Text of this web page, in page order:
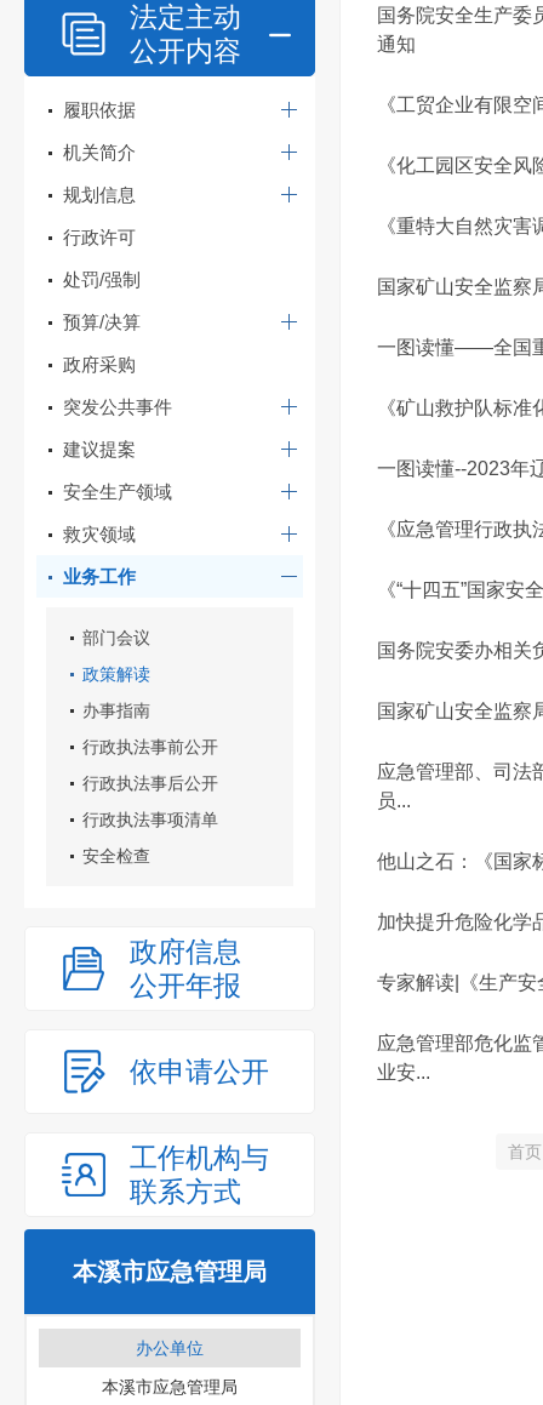
法定主动
公开内容
履职依据
机关简介
规划信息
行政许可
处罚/强制
预算/决算
政府采购
突发公共事件
建议提案
安全生产领域
救灾领域
业务工作
部门会议
政策解读
办事指南
行政执法事前公开
行政执法事后公开
行政执法事项清单
安全检查
政府信息
公开年报
依申请公开
工作机构与
联系方式
本溪市应急管理局
办公单位
本溪市应急管理局
国务院安全生产委
通知
《工贸企业有限
《化工园区安全
《重特大自然灾
国家矿山安全监察
一图读懂——全国
《矿山救护队标
一图读懂--2023年
《应急管理行政
《“十四五”国家安
国务院安委办相关
国家矿山安全监察
应急管理部、司法
员...
他山之石：《国家
加快提升危险化学
专家解读|《生产
应急管理部危化监
业安...
首页